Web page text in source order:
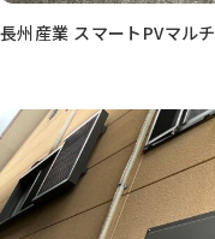
長州産業 スマートPVマルチ